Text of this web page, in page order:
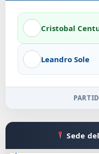
Cristobal
Leandro Sole
Sede